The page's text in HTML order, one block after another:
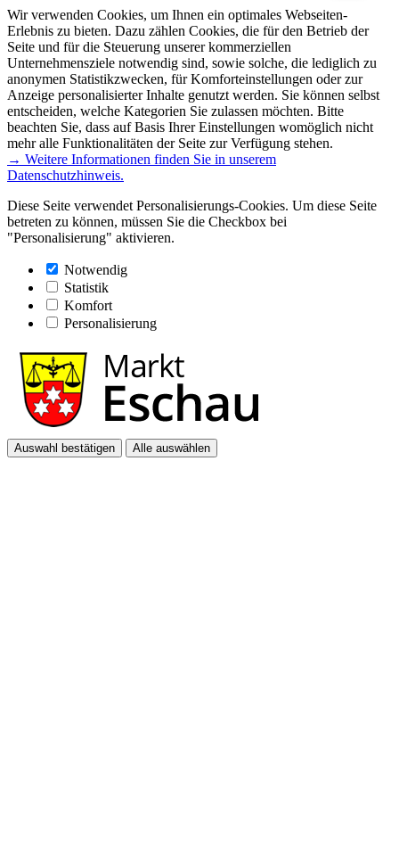
Wir verwenden Cookies, um Ihnen ein optimales Webseiten-
Erlebnis zu bieten. Dazu zählen Cookies, die für den Betrieb der
Seite und für die Steuerung unserer kommerziellen
Unternehmensziele notwendig sind, sowie solche, die lediglich zu
anonymen Statistikzwecken, für Komforteinstellungen oder zur
Anzeige personalisierter Inhalte genutzt werden. Sie können selbst
entscheiden, welche Kategorien Sie zulassen möchten. Bitte
beachten Sie, dass auf Basis Ihrer Einstellungen womöglich nicht
mehr alle Funktionalitäten der Seite zur Verfügung stehen.
→ Weitere Informationen finden Sie in unserem
Datenschutzhinweis.
Diese Seite verwendet Personalisierungs-Cookies. Um diese Seite
betreten zu können, müssen Sie die Checkbox bei
"Personalisierung" aktivieren.
Notwendig
Statistik
Komfort
Personalisierung
Auswahl bestätigen Alle auswählen